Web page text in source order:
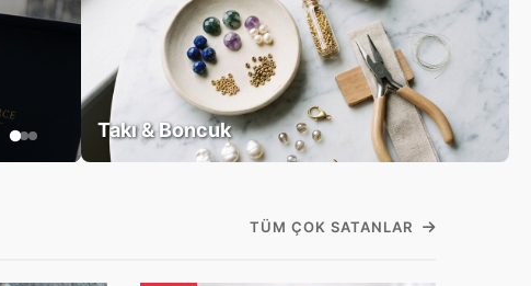
Takı & Boncuk
TÜM ÇOK SATANLAR